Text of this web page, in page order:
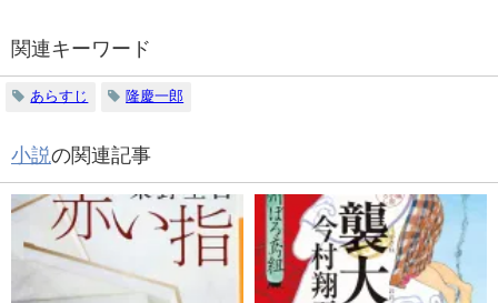
関連キーワード
あらすじ 隆慶一郎
小説の関連記事